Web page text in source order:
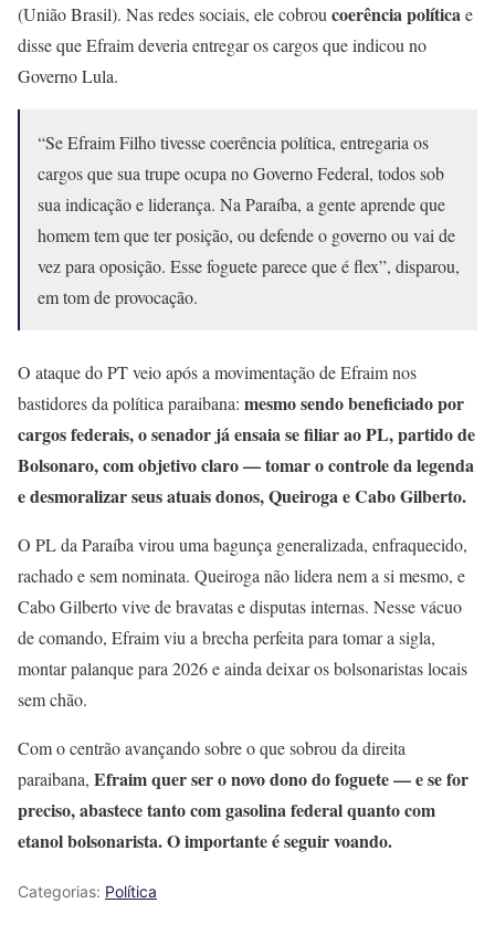
(União Brasil). Nas redes sociais, ele cobroucoerência políticae
disse que Efraim deveria entregar os cargos que indicou no
Governo Lula.
“Se Efraim Filho tivesse coerência política, entregaria os
cargos que sua trupe ocupa no Governo Federal, todos sob
sua indicação e liderança. Na Paraíba, a gente aprende que
homem tem que ter posição, ou defende o governo ou vai de
vez para oposição. Esse foguete parece que é flex”, disparou,
em tom de provocação.
O ataque do PT veio após a movimentação de Efraim nos
bastidores da política paraibana: mesmo sendo beneficiado por
cargos federais, o senador já ensaia se filiar ao PL, partido de
Bolsonaro, com objetivo claro — tomar o controle da legenda
e desmoralizar seus atuais donos, Queiroga e Cabo Gilberto.
O PL da Paraíba virou uma bagunça generalizada, enfraquecido,
rachado e sem nominata. Queiroga não lidera nem a si mesmo, e
Cabo Gilberto vive de bravatas e disputas internas. Nesse vácuo
de comando, Efraim viu a brecha perfeita para tomar a sigla,
montar palanque para 2026 e ainda deixar os bolsonaristas locais
sem chão.
Com o centrão avançando sobre o que sobrou da direita
paraibana, Efraim quer ser o novo dono do foguete — e se for
preciso, abastece tanto com gasolina federal quanto com
etanol bolsonarista. O importante é seguir voando.
Categorias: Política